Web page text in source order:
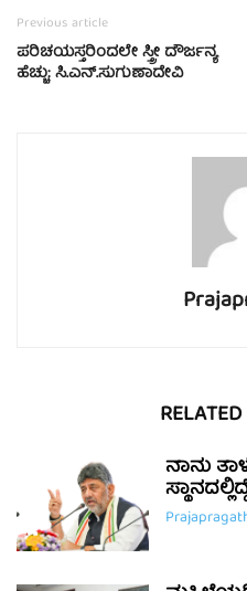
Previous article
ಪರಿಚಯಸ್ತರಿಂದಲೇ ಸ್ತ್ರೀ ದೌರ್ಜನ್ಯ
ಹೆಚ್ಚು: ಸಿ.ಎನ್.ಸುಗುಣಾದೇವಿ
ನಾನು